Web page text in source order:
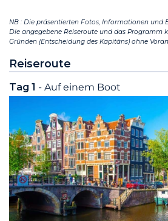
NB : Die präsentierten Fotos, Informationen und
Die angegebene Reiseroute und das Programm
Gründen (Entscheidung des Kapitäns) ohne
Reiseroute
Tag 1 - Auf einem Boot